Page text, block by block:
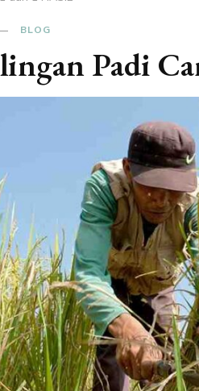
BLOG
Padi